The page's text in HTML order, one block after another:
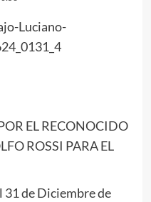
EL RECONOCIDO
ROSSI PARA EL
31 de Diciembre de